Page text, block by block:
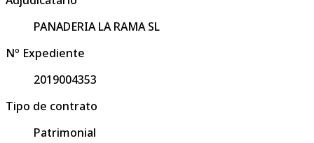
PANADERIA LA RAMA SL
Nº Expediente
2019004353
Tipo de contrato
Patrimonial